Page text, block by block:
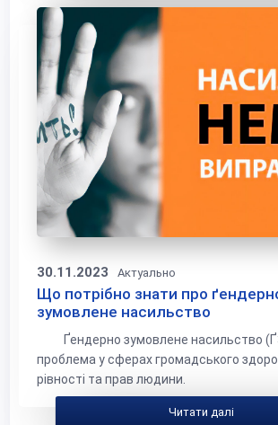
30.11.2023 Актуально
Що потрібно знати про
зумовлене насильство
Ґендерно зумовлене насильство
проблема у сферах громадського
рівності та прав людини.
Читати далі